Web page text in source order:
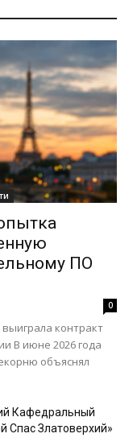
ПО
0
контракт
В июне 2026 года
объяснял
Кафедральный
Спас Златоверхий»